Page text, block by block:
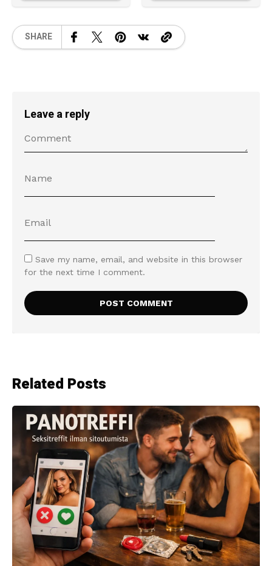
SHARE
Leave a reply
Save my name, email, and website in this browser
for the next time I comment.
Related Posts